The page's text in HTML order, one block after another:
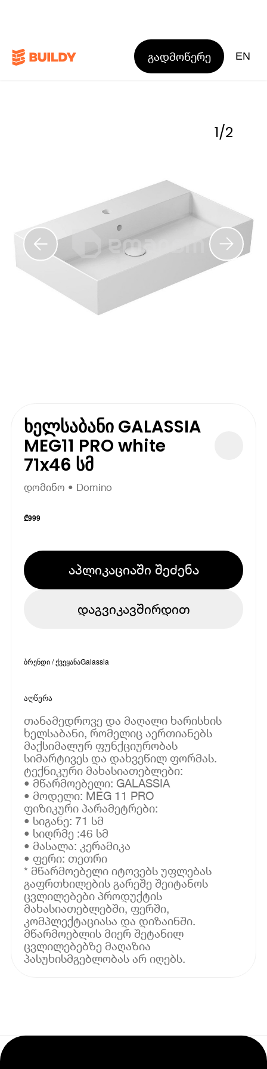
გადმოწერე EN
1/2
ხელსაბანი GALASSIA
MEG11 PRO white
71x46 სმ
დომინო • Domino
₾999
აპლიკაციაში შეძენა
დაგვიკავშირდით
ბრენდი / ქვეყანაGalassia
აღწერა
თანამედროვე და მაღალი ხარისხის
ხელსაბანი, რომელიც აერთიანებს
მაქსიმალურ ფუნქციურობას
სიმარტივეს და დახვეწილ ფორმას.
ტექნიკური მახასიათებლები:
• მწარმოებელი: GALASSIA
• მოდელი: MEG 11 PRO
ფიზიკური პარამეტრები:
• სიგანე: 71 სმ
• სიღრმე :46 სმ
• მასალა: კერამიკა
• ფერი: თეთრი
* მწარმოებელი იტოვებს უფლებას
გაფრთხილების გარეშე შეიტანოს
ცვლილებები პროდუქტის
მახასიათებლებში, ფერში,
კომპლექტაციასა და დიზაინში.
მწარმოებლის მიერ შეტანილ
ცვლილებებზე მაღაზია
პასუხისმგებლობას არ იღებს.